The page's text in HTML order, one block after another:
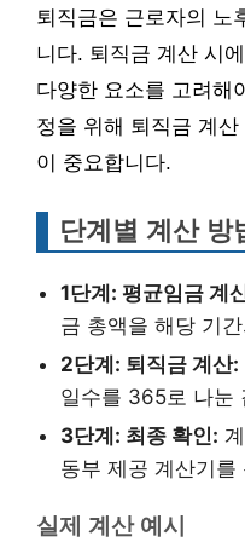
퇴직금은 근로자의 노
니다. 퇴직금 계산 시
다양한 요소를 고려해
정을 위해 퇴직금 계
이 중요합니다.
단계별 계산 방
1단계: 평균임금 계
금 총액을 해당 기
2단계: 퇴직금 계산:
일수를 365로 나눈
3단계: 최종 확인:
동부 제공 계산기를
실제 계산 예시